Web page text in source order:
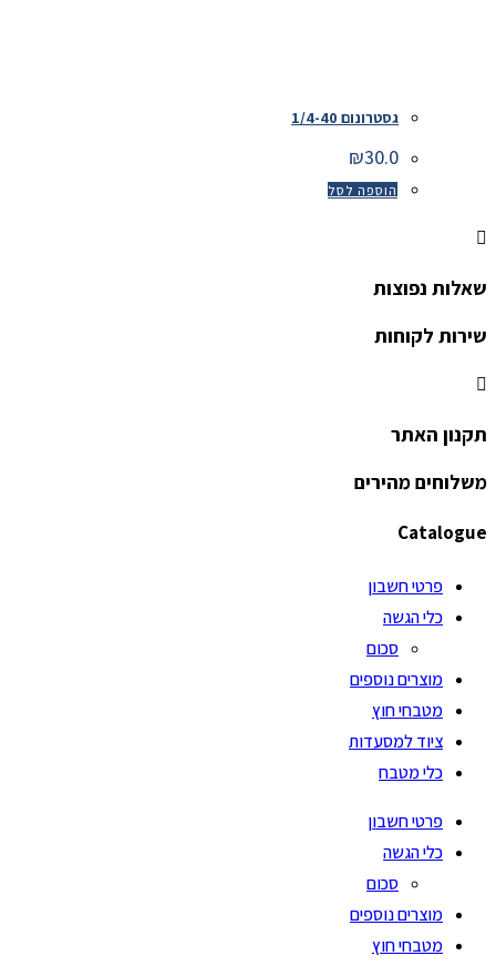
גסטרונום 1/4-40
₪30.0
הוספה לסל
שאלות נפוצות
שירות לקוחות
תקנון האתר
משלוחים מהירים
Catalogue
פרטי חשבון
כלי הגשה
סכום
מוצרים נוספים
מטבחי חוץ
ציוד למסעדות
כלי מטבח
פרטי חשבון
כלי הגשה
סכום
מוצרים נוספים
מטבחי חוץ